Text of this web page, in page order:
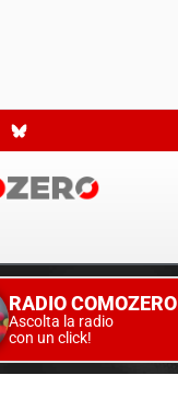
RADIO COMOZERO
Ascolta la radio
con un click!